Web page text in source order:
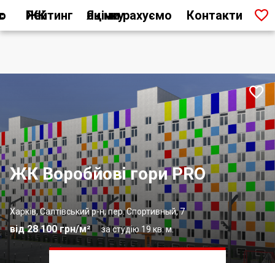
Рейтинг ЖК Як ми рахуємо оцінку Контакти 
ЖК Воробйовi гори PRO
Харків, Салтівський р-н, пер. Спортивный, 7
за студію 19 кв. м.
від 28 100 грн/м²
